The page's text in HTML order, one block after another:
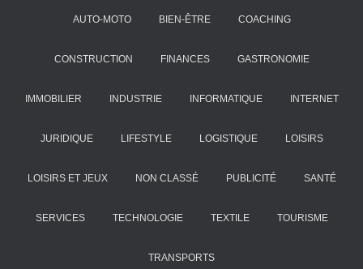
AUTO-MOTO BIEN-ÊTRE COACHING
CONSTRUCTION FINANCES GASTRONOMIE
IMMOBILIER INDUSTRIE INFORMATIQUE INTERNET
JURIDIQUE LIFESTYLE LOGISTIQUE LOISIRS
LOISIRS ET JEUX NON CLASSÉ PUBLICITÉ SANTÉ
SERVICES TECHNOLOGIE TEXTILE TOURISME
TRANSPORTS